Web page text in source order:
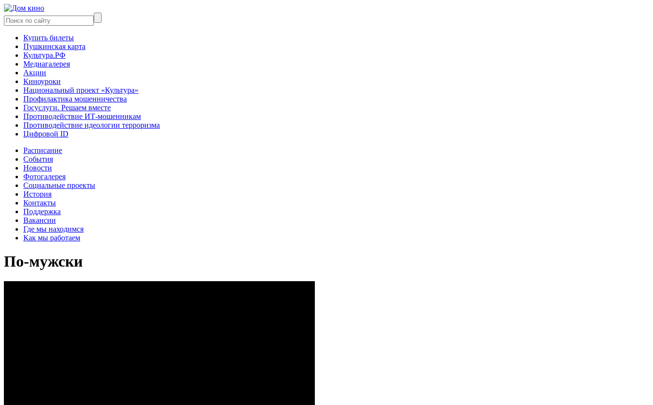
Купить билеты
Пушкинская карта
Культура.РФ
Медиагалерея
Акции
Киноуроки
Национальный проект «Культура»
Профилактика мошенничества
Госуслуги. Решаем вместе
Противодействие ИТ-мошенникам
Противодействие идеологии терроризма
Цифровой ID
Расписание
События
Новости
Фотогалерея
Социальные проекты
История
Контакты
Поддержка
Вакансии
Где мы находимся
Как мы работаем
По-мужски